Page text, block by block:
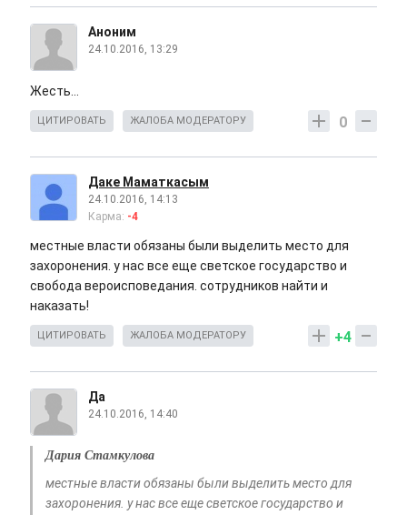
Аноним
24.10.2016, 13:29
Жесть...
0
ЦИТИРОВАТЬ ЖАЛОБА МОДЕРАТОРУ
Даке Маматкасым
24.10.2016, 14:13
Карма: -4
местные власти обязаны были выделить место для
захоронения. у нас все еще светское государство и
свобода вероисповедания. сотрудников найти и
наказать!
+4
ЦИТИРОВАТЬ ЖАЛОБА МОДЕРАТОРУ
Да
24.10.2016, 14:40
Дария Стамкулова
местные власти обязаны были выделить место для
захоронения. у нас все еще светское государство и